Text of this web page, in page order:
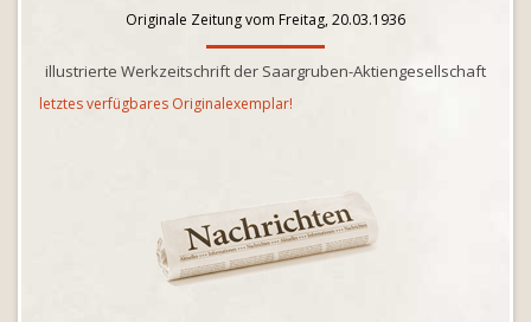
Originale Zeitung vom Freitag, 20.03.1936
illustrierte Werkzeitschrift der Saargruben-Aktiengesellschaft
letztes verfügbares Originalexemplar!